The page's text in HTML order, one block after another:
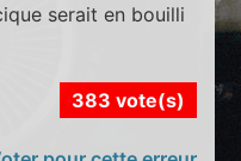
serait en bouilli
383 vote(s)